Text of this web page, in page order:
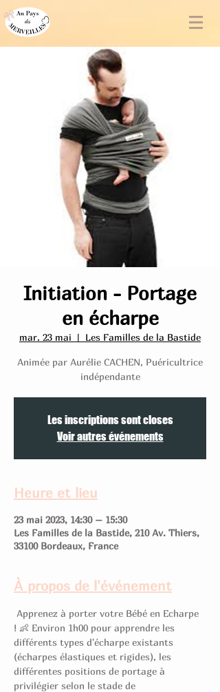
Initiation - Portage
en écharpe
mar. 23 mai
  |
Les Familles de la Bastide
Animée par Aurélie CACHEN, Puéricultrice
indépendante
Les inscriptions sont closes
Voir autres événements
Heure et lieu
23 mai 2023, 14:30 – 15:30
Les Familles de la Bastide, 210 Av. Thiers,
33100 Bordeaux, France
À propos de l'événement
Apprenez à porter votre Bébé en Echarpe
! 👶 Environ 1h00 pour apprendre les
différents types d'écharpe existants
(écharpes élastiques et rigides), les
différentes positions de portage à
privilégier selon le stade de